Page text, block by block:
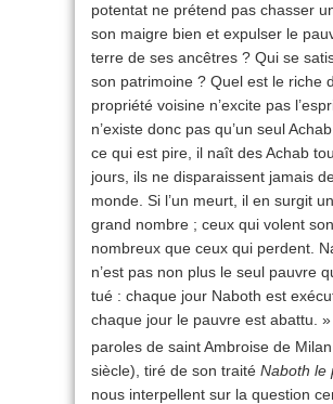
potentat ne prétend pas chasser
son maigre bien et expulser le
terre de ses ancêtres ? Qui se
son patrimoine ? Quel est le riche
propriété voisine n’excite pas
n’existe donc pas qu’un seul
ce qui est pire, il naît des Achab
jours, ils ne disparaissent jamais
monde. Si l’un meurt, il en surgit
grand nombre ; ceux qui volent
nombreux que ceux qui perdent.
n’est pas non plus le seul pauvre
tué : chaque jour Naboth est
chaque jour le pauvre est abattu.
paroles de saint Ambroise de
siècle), tiré de son traité Naboth le
nous interpellent sur la question